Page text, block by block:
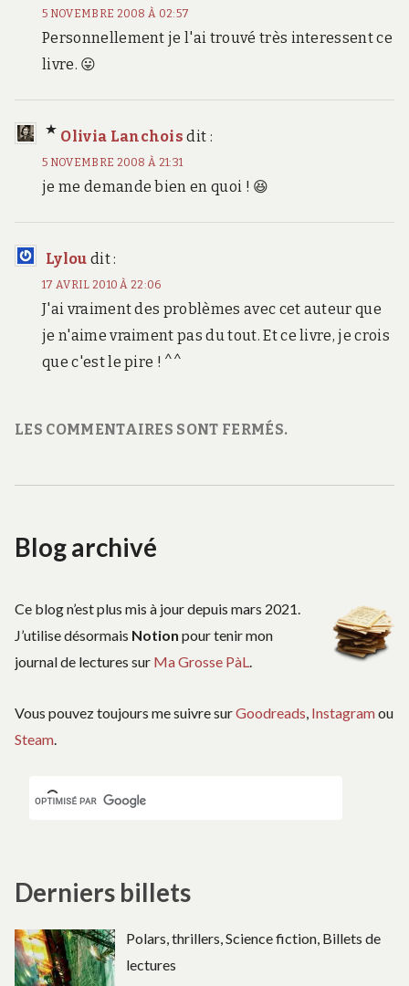
5 NOVEMBRE 2008 À 02:57
Personnellement je l'ai trouvé très interessent ce
livre. 😛
Olivia Lanchois dit :
5 NOVEMBRE 2008 À 21:31
je me demande bien en quoi ! 😆
Lylou dit :
17 AVRIL 2010 À 22:06
J'ai vraiment des problèmes avec cet auteur que
je n'aime vraiment pas du tout. Et ce livre, je crois
que c'est le pire ! ^^
LES COMMENTAIRES SONT FERMÉS.
Blog archivé
Ce blog n’est plus mis à jour depuis mars 2021.
J’utilise désormais Notion pour tenir mon
journal de lectures sur Ma Grosse PàL.
Vous pouvez toujours me suivre surGoodreads Instagramou
Steam
Derniers billets
Polars, thrillers, Science fiction, Billets de
lectures